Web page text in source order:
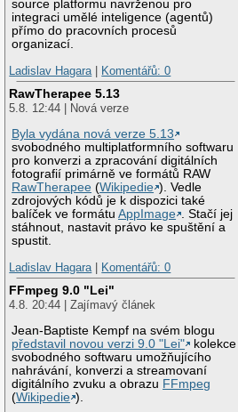
source platformu navrženou pro
integraci umělé inteligence (agentů)
přímo do pracovních procesů
organizací.
Ladislav Hagara
Komentářů: 0
RawTherapee 5.13
5.8. 12:44 | Nová verze
Byla vydána nová verze 5.13
svobodného multiplatformního softwaru
pro konverzi a zpracování digitálních
fotografií primárně ve formátů RAW
RawTherapee (Wikipedie ). Vedle
zdrojových kódů je k dispozici také
balíček ve formátuAppImage . Stačí jej
stáhnout, nastavit právo ke spuštění a
spustit.
Ladislav Hagara
Komentářů: 0
FFmpeg 9.0 "Lei"
4.8. 20:44 | Zajímavý článek
Jean-Baptiste Kempf na svém blogu
představil novou verzi 9.0 "Lei"
kolekce
svobodného softwaru umožňujícího
nahrávání, konverzi a streamovaní
digitálního zvuku a obrazu FFmpeg
(Wikipedie ).